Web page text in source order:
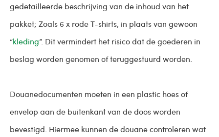
gedetailleerde beschrijving van de inhoud van het
pakket; Zoals 6 x rode T-shirts, in plaats van gewoon
“kleding”. Dit vermindert het risico dat de goederen in
beslag worden genomen of teruggestuurd worden.
Douanedocumenten moeten in een plastic hoes of
envelop aan de buitenkant van de doos worden
bevestigd. Hiermee kunnen de douane controleren wat